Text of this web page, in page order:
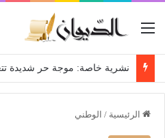
القائمة
الرئيسية / الوطني